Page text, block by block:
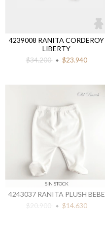
4239008 RANITA CORDEROY
LIBERTY
$34.200
$23.940
SIN STOCK
4243037 RANITA PLUSH BEBE
$20.900
$14.630